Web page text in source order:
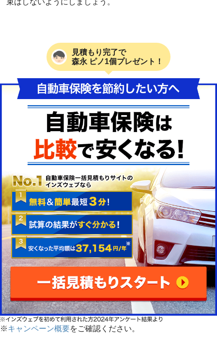
束はしないようにしましょう。
見積もり完了で
森永 ピノ1個プレゼント！
※キャンペーン概要をご確認ください。